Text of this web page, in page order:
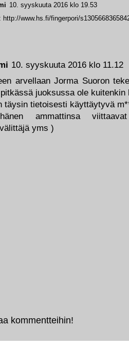
10. syyskuuta 2016 klo 11.12
arvellaan Jorma Suoron
juoksussa ole
täysin tietoisesti käyttäytyvä
ammattinsa
yms )
10. syyskuuta 2016 klo 19.53
http://www.hs.fi/fingerpori/
kommentteihin!